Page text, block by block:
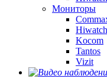
Мониторы
Hiwatch
Kocom
Tantos
Vizit